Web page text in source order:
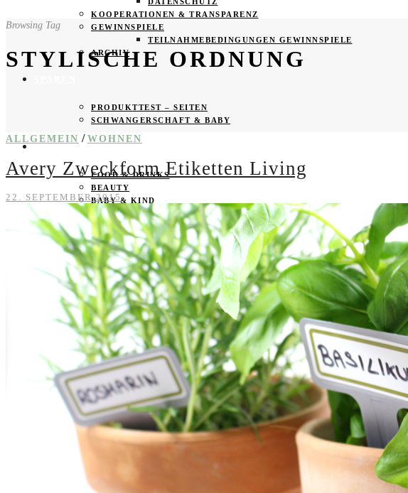
KOOPERATIONEN & TRANSPARENZ
GEWINNSPIELE
TEILNAHMEBEDINGUNGEN GEWINNSPIELE
ARCHIV
PRODUKTTEST – SEITEN
SCHWANGERSCHAFT & BABY
PRODUKTTESTER GESUCHT
FOOD & DRINKS
BEAUTY
BABY & KIND
BLOGGER
BÜCHER
CASHBACK
GESUNDHEIT & SPORT
HOME & LIFESTYLE
KAUTION
REISE
TIERE
TECHNIK
KATEGORIEN
FOOD & DRINKS
KIND & BABY
BEAUTY
REZEPTE
LIFESTYLE
TIERE
SPORT & FITNESS
HAUSHALTSGERÄTE
Browsing Tag
STYLISCHE ORDNUNG
ALLGEMEIN / WOHNEN
Avery Zweckform Etiketten Living
22. SEPTEMBER 2015